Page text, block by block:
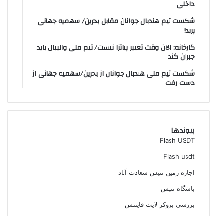
داخلی
شکست تیم هندبال جوانان مقابل بحرین/ سهمیه جهانی
پرید!
کارخانه: الان وقت تغییر پیاتزا نیست/ تیم ملی والیبال باید
جبران کند
شکست تیم ملی هندبال جوانان از بحرین/سهمیه جهانی از
دست رفت
پیوندها
Flash USDT
Flash usdt
اجاره زمین تنیس سعادت آباد
باشگاه تنیس
بررسی بروکر لایت فایننس